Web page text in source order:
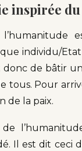
inspirée
individu/
donc de bâtir
tous. Pour
de la paix.
de
Il est dit ceci